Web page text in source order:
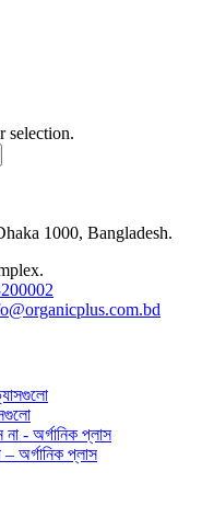
selection.
1000, Bangladesh.
– অর্গানিক প্লাস